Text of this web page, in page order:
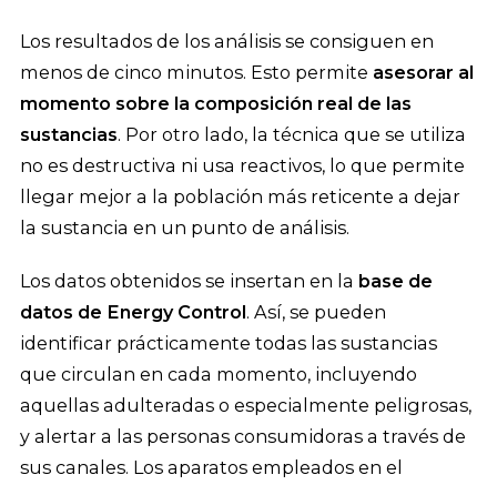
Los resultados de los análisis se consiguen en
menos de cinco minutos. Esto permite asesorar al
momento sobre la composición real de las
sustancias. Por otro lado, la técnica que se utiliza
no es destructiva ni usa reactivos, lo que permite
llegar mejor a la población más reticente a dejar
la sustancia en un punto de análisis.
Los datos obtenidos se insertan en la base de
datos de Energy Control. Así, se pueden
identificar prácticamente todas las sustancias
que circulan en cada momento, incluyendo
aquellas adulteradas o especialmente peligrosas,
y alertar a las personas consumidoras a través de
sus canales. Los aparatos empleados en el